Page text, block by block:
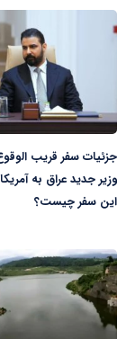
جزئیات سفر قریب
وزیر جدید عراق به
این سفر چیست؟